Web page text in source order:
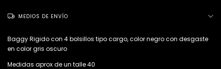
MEDIOS DE ENVÍO
Baggy Rigido con 4 bolsillos tipo cargo, color negro con desgaste
en color gris oscuro
Medidas aprox de un talle 40